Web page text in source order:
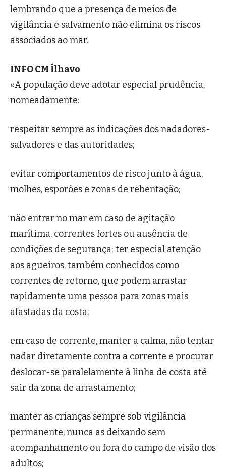
lembrando que a presença de meios de
vigilância e salvamento não elimina os riscos
associados ao mar.
INFO CM Ílhavo
«A população deve adotar especial prudência,
nomeadamente:
respeitar sempre as indicações dos nadadores-
salvadores e das autoridades;
evitar comportamentos de risco junto à água,
molhes, esporões e zonas de rebentação;
não entrar no mar em caso de agitação
marítima, correntes fortes ou ausência de
condições de segurança; ter especial atenção
aos agueiros, também conhecidos como
correntes de retorno, que podem arrastar
rapidamente uma pessoa para zonas mais
afastadas da costa;
em caso de corrente, manter a calma, não tentar
nadar diretamente contra a corrente e procurar
deslocar-se paralelamente à linha de costa até
sair da zona de arrastamento;
manter as crianças sempre sob vigilância
permanente, nunca as deixando sem
acompanhamento ou fora do campo de visão dos
adultos;